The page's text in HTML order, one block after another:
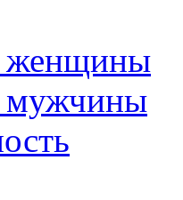
женщины
мужчины